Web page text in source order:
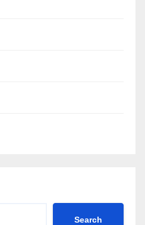
Search